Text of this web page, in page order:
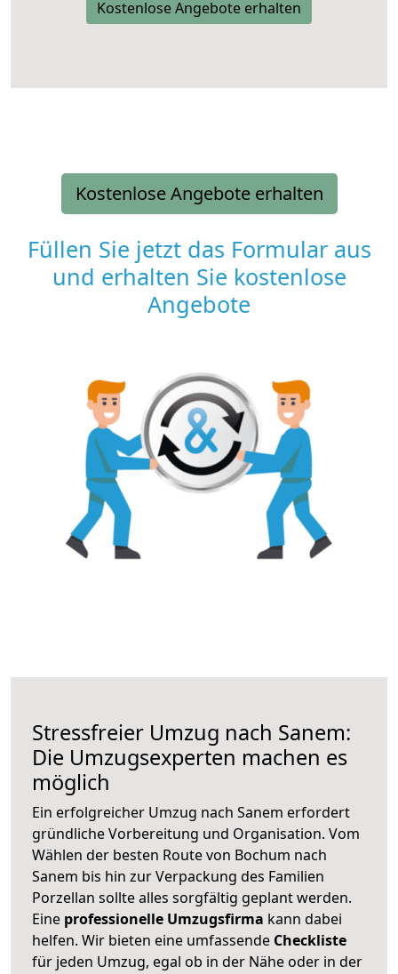
Kostenlose Angebote erhalten
Kostenlose Angebote erhalten
Füllen Sie jetzt das Formular aus
und erhalten Sie kostenlose
Angebote
Stressfreier Umzug nach Sanem:
Die Umzugsexperten machen es
möglich
Ein erfolgreicher Umzug nach Sanem erfordert
gründliche Vorbereitung und Organisation. Vom
Wählen der besten Route von Bochum nach
Sanem bis hin zur Verpackung des Familien
Porzellan sollte alles sorgfältig geplant werden.
Eine professionelle Umzugsfirma kann dabei
helfen. Wir bieten eine umfassende Checkliste
für jeden Umzug, egal ob in der Nähe oder in der